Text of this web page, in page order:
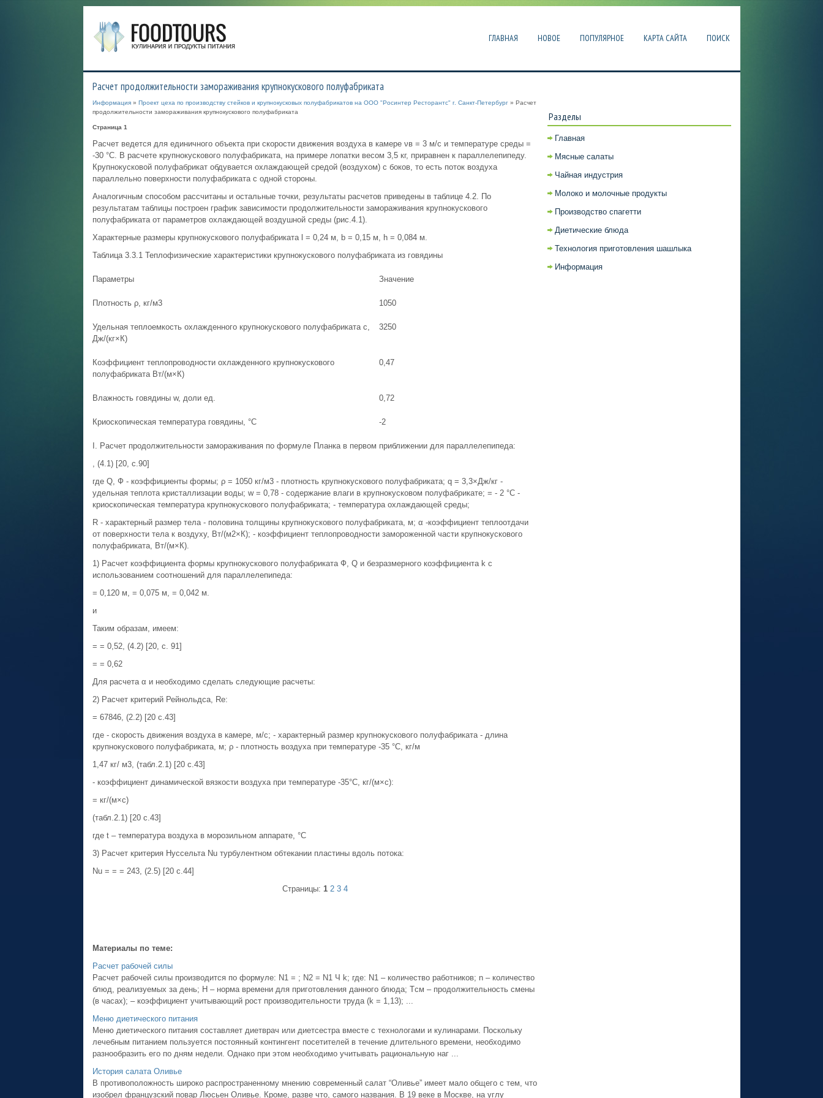
ГЛАВНАЯ НОВОЕ ПОПУЛЯРНОЕ КАРТА САЙТА ПОИСК
Расчет продолжительности замораживания крупнокускового полуфабриката
Информация» Проект цеха по производству стейков и крупнокусковых полуфабрикатов на ООО "Росинтер Ресторантс" г. Санкт-Петербург» Расчет
продолжительности замораживания крупнокускового полуфабриката
Страница 1
Расчет ведется для единичного объекта при скорости движения воздуха в камере νв = 3 м/с и температуре среды =
-30 °С. В расчете крупнокускового полуфабриката, на примере лопатки весом 3,5 кг, приравнен к параллелепипеду.
Крупнокусковой полуфабрикат обдувается охлаждающей средой (воздухом) с боков, то есть поток воздуха
параллельно поверхности полуфабриката с одной стороны.
Аналогичным способом рассчитаны и остальные точки, результаты расчетов приведены в таблице 4.2. По
результатам таблицы построен график зависимости продолжительности замораживания крупнокускового
полуфабриката от параметров охлаждающей воздушной среды (рис.4.1).
Характерные размеры крупнокускового полуфабриката l = 0,24 м, b = 0,15 м, h = 0,084 м.
Таблица 3.3.1 Теплофизические характеристики крупнокускового полуфабриката из говядины
Параметры Значение
Плотность ρ, кг/м3 1050
Удельная теплоемкость охлажденного крупнокускового полуфабриката с,
Дж/(кг×К)
3250
Коэффициент теплопроводности охлажденного крупнокускового
полуфабриката Вт/(м×К)
0,47
Влажность говядины w, доли ед. 0,72
Криоскопическая температура говядины, °С -2
I. Расчет продолжительности замораживания по формуле Планка в первом приближении для параллелепипеда:
, (4.1) [20, с.90]
где Q, Ф - коэффициенты формы; ρ = 1050 кг/м3 - плотность крупнокускового полуфабриката; q = 3,3×Дж/кг -
удельная теплота кристаллизации воды; w = 0,78 - содержание влаги в крупнокусковом полуфабрикатe; = - 2 °С -
криоскопическая температура крупнокускового полуфабриката; - температура охлаждающей среды;
R - характерный размер тела - половина толщины крупнокускового полуфабриката, м; α -коэффициент теплоотдачи
от поверхности тела к воздуху, Вт/(м2×К); - коэффициент теплопроводности замороженной части крупнокускового
полуфабриката, Вт/(м×К).
1) Расчет коэффициента формы крупнокускового полуфабриката Ф, Q и безразмерного коэффициента k с
использованием соотношений для параллелепипеда:
= 0,120 м, = 0,075 м, = 0,042 м.
и
Таким образам, имеем:
= = 0,52, (4.2) [20, с. 91]
= = 0,62
Для расчета α и необходимо сделать следующие расчеты:
2) Расчет критерий Рейнольдса, Re:
= 67846, (2.2) [20 с.43]
где - скорость движения воздуха в камере, м/с; - характерный размер крупнокускового полуфабриката - длина
крупнокускового полуфабриката, м; ρ - плотность воздуха при температуре -35 °С, кг/м
1,47 кг/ м3, (табл.2.1) [20 с.43]
- коэффициент динамической вязкости воздуха при температуре -35°С, кг/(м×с):
= кг/(м×с)
(табл.2.1) [20 с.43]
где t – температура воздуха в морозильном аппарате, °С
3) Расчет критерия Нуссельта Nu турбулентном обтекании пластины вдоль потока:
Nu = = = 243, (2.5) [20 с.44]
Страницы: 1 2 3 4
Материалы по теме:
Расчет рабочей силы
Расчет рабочей силы производится по формуле: N1 = ; N2 = N1 Ч k; где: N1 – количество работников; n – количество
блюд, реализуемых за день; H – норма времени для приготовления данного блюда; Tсм – продолжительность смены
(в часах); – коэффициент учитывающий рост производительности труда (k = 1,13); ...
Меню диетического питания
Меню диетического питания составляет диетврач или диетсе­стра вместе с технологами и кулинарами. Поскольку
лечебным питанием пользуется постоянный контингент посетителей в течение длительного времени, необходимо
разнообразить его по дням недели. Однако при этом необходимо учитывать рациональную наг ...
История салата Оливье
В противоположность широко распространенному мнению современный салат “Оливье” имеет мало общего с тем, что
изобрел французский повар Люсьен Оливье. Кроме, разве что, самого названия. В 19 веке в Москве, на углу
Разделы
Главная
Мясные салаты
Чайная индустрия
Молоко и молочные продукты
Производство спагетти
Диетические блюда
Технология приготовления шашлыка
Информация